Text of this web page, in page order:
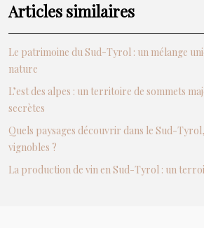
Articles similaires
Le patrimoine du Sud-Tyrol : un mélange
nature
L’est des alpes : un territoire de sommets
secrètes
Quels paysages découvrir dans le Sud-
vignobles ?
La production de vin en Sud-Tyrol : un